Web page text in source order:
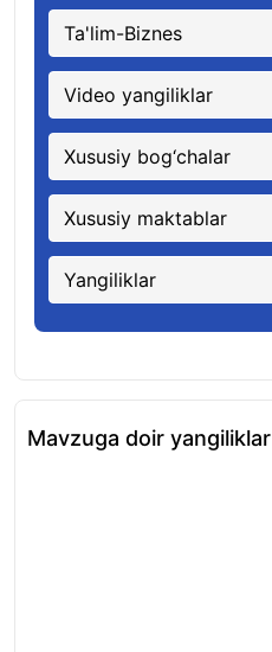
Ta'lim-Biznes
Video yangiliklar
Xususiy bog‘chalar
Xususiy maktablar
Yangiliklar
Mavzuga doir yangiliklar